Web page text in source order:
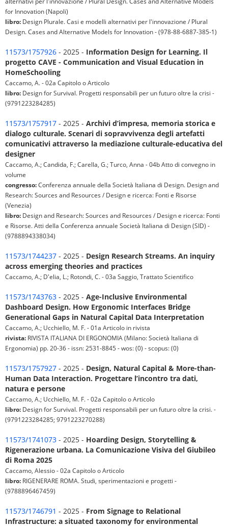
for Innovation (Napoli)
libro: Design Plurale. Casi e modelli alternativi per l'innovazione / Plural
Design. Cases and Alternative Models for Innovation - (978-88-6887-385-1)
11573/1757926 - 2025 - Information Design for Learning. Il
progetto CAVE - Communication and Visual Education in
HomeSchooling
Caccamo, A. - 02a Capitolo o Articolo
libro: Design for Survival. Progetti responsabili per un futuro oltre la crisi -
(9791223284285)
11573/1757917 - 2025 - Archivi d’impresa, memoria storica e
dialogo culturale. Scenari di sopravvivenza degli artefatti
comunicativi attraverso la mediazione culturale-educativa del
designer
Caccamo, A.; Candida, F.; Carella, G.; Turco, Anna - 04b Atto di convegno in
volume
congresso:Conferenza annuale della Società Italiana di Design. Design and
Research: Sources and Resources / Design e ricerca: Fonti e Risorse
(Venezia)
libro: Design and Research: Sources and Resources / Design e ricerca: Fonti
e Risorse. Atti della Conferenza annuale Società Italiana di Design (SID) -
(9788894338034)
11573/1744237 - 2025 - Design Research Streams. An inquiry
across emerging theories and practices
Caccamo, A.; D'elia, L.; Rotondi, C. - 03a Saggio, Trattato Scientifico
11573/1743763 - 2025 - Age-Inclusive Environmental
Dashboard Design. How Ergonomic Interfaces Bridge
Generational Gaps in Natural Capital Data Interpretation
Caccamo, A.; Ucchiello, M. F. - 01a Articolo in rivista
rivista: RIVISTA ITALIANA DI ERGONOMIA (Milano: Società Italiana di
Ergonomia) pp. 20-36 - issn: 2531-8845 - wos: (0) - scopus: (0)
11573/1757927 - 2025 - Design, Natural Capital & More-than-
Human Data Interaction. Progettare l’incontro tra dati,
natura e persone
Caccamo, A.; Ucchiello, M. F. - 02a Capitolo o Articolo
libro: Design for Survival. Progetti responsabili per un futuro oltre la crisi. -
(9791223284285; 9791223270288)
11573/1741073 - 2025 - Hoarding Design, Storytelling &
Rigenerazione urbana. La Comunicazione Visiva del Giubileo
di Roma 2025
Caccamo, Alessio - 02a Capitolo o Articolo
libro: RIGENERARE ROMA. Studi, sperimentazioni e progetti -
(9788896467459)
11573/1746791 - 2025 - From Signage to Relational
Infrastructure: a situated taxonomy for environmental